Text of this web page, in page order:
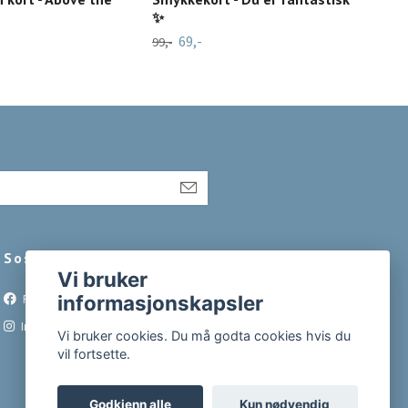
✨
99,- 69,-
Sosiale medier
Facebook
Instagram
Vi bruker
informasjonskapsler
Vi bruker cookies. Du må godta cookies hvis du
vil fortsette.
Godkjenn alle Kun nødvendig